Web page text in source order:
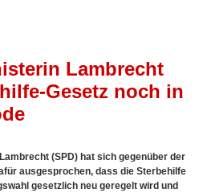
Lambrecht
Gesetz noch in
(SPD) hat sich gegenüber der
ausgesprochen, dass die Sterbehilfe
gesetzlich neu geregelt wird und